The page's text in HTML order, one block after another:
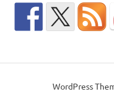
WordPress